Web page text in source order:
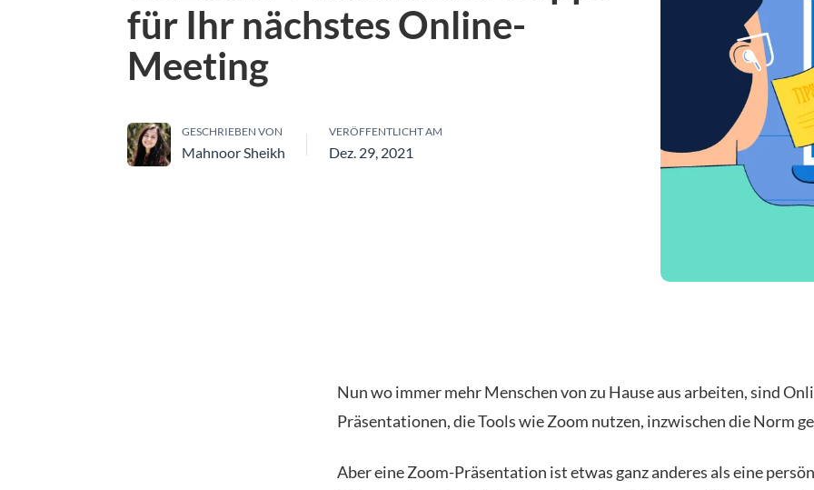
für Ihr nächstes Online-
Meeting
GESCHRIEBEN VON
Mahnoor Sheikh
VERÖFFENTLICHT AM
Dez. 29, 2021
Nun wo immer mehr Menschen von zu Hause aus arbeiten, sind
Präsentationen, die Tools wie Zoom nutzen, inzwischen die Norm
Aber eine Zoom-Präsentation ist etwas ganz anderes als eine